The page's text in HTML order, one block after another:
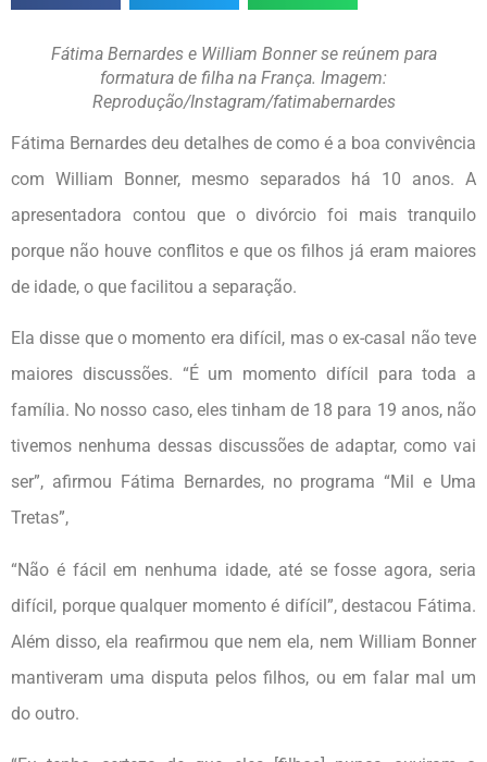
Fátima Bernardes e William Bonner se reúnem para
formatura de filha na França. Imagem:
Reprodução/Instagram/fatimabernardes
Fátima Bernardes deu detalhes de como é a boa convivência
com William Bonner, mesmo separados há 10 anos. A
apresentadora contou que o divórcio foi mais tranquilo
porque não houve conflitos e que os filhos já eram maiores
de idade, o que facilitou a separação.
Ela disse que o momento era difícil, mas o ex-casal não teve
maiores discussões. “É um momento difícil para toda a
família. No nosso caso, eles tinham de 18 para 19 anos, não
tivemos nenhuma dessas discussões de adaptar, como vai
ser”, afirmou Fátima Bernardes, no programa “Mil e Uma
Tretas”,
“Não é fácil em nenhuma idade, até se fosse agora, seria
difícil, porque qualquer momento é difícil”, destacou Fátima.
Além disso, ela reafirmou que nem ela, nem William Bonner
mantiveram uma disputa pelos filhos, ou em falar mal um
do outro.